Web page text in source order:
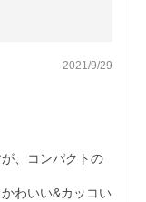
2021/9/29
、コンパクトの
わいい&カッコい